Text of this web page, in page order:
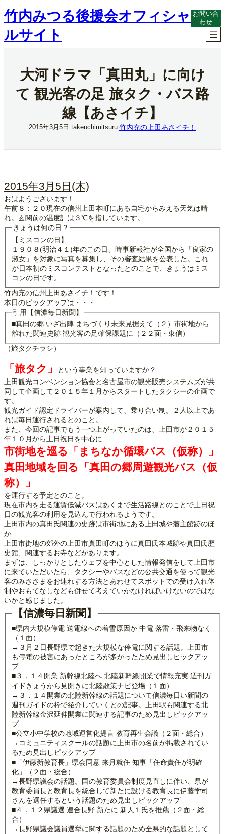
内
容
ス
キ
竹内みつる後援会オフィシャ
ルサイト
お問い合
わせ
大河ドラマ「真田丸」に向け
て 観光客の足 旅タク・バス路
線【あさイチ】
2015年3月5日 takeuchimitsuru 竹内充の上田あさイチ！
2015年3月5日(木)
おはようございます！
午前８：２０現在の信州上田本町にある自宅からみえる天気は晴
れ。玄関前の温度計は３℃を指しています。
きょうは何の日？
【ミスコンの日】
１９０８(明治４１)年のこの日、時事新報社が全国から「良家の
淑女」を対象に写真を募集し、その審査結果を公表した。これ
が日本初のミスコンテストとなったとのことで、きょうはミス
コンの日です。
竹内充の信州上田あさイチ！です！
本日のピックアップは・・・
引用【信濃毎日新聞】
■真田の郷 いざ出陣 まちづくり未来見据えて（２）市街地から
離れた関連史跡 観光客の足確保課題に（２２面・東信）
（旅タクチラシ）
「旅タク」
という事業を知っていますか？
上田観光コンベンション協会と名古屋市の観光販売システムズが共
同して企画して２０１５年１月からスタートしたタクシーの企画で
す。
観光ガイド認定ドライバーが案内して、乗り合い制。２人以上であ
れば毎日運行されるとのこと。
また、今回の記事でもう一つ上がっていたのは、上田市が２０１５
年１０月から土日祝日を中心に
市街地を巡る「まちなか循環バス（仮称）」
真田地域を回る「真田の郷周遊観光バス（仮
称）」
を運行する予定とのこと。
現在市内を走る運賃低減バスはあくまで生活路線とのことで土日祝
日の観光客の利用を見込んで行われるようです。
上田市内の真田氏関連の史跡は市街地にある上田城や藩主館跡のほ
か
上田市街地の郊外の上田市真田町のほうに真田氏本城跡や真田氏歴
史館、関連するお寺などがあります。
まずは、しっかりとしたウェブを中心とした情報発信をして上田市
に来ていただいたら、タクシーやバスなどの公共交通を使って観光
客のみささまをお連れする方法とあわせてスポットでの受け入れ体
制やおもてなしなども併せて考えていかなければいけないのではな
いかと感じました。
【信濃毎日新聞】
■県内大規模停電 送電線への着雪原因か 中電 落雷・飛来物なく
（１面）
→３月２日長野県で起きた大規模な停電に関する話題。上田市
も停電の被害にあったところが多かったため見出しピックアッ
プ
■３．１４開業 新幹線北陸へ 北陸新幹線開業で情報充実 週刊ガ
イドきょうから見開きに北陸散策ナビ登場（１面）
→３．１４開業の北陸新幹線の話題について信濃毎日い新聞の
週刊ガイドの枠で紹介していくとの記事。上田駅も関連する北
陸新幹線金沢延伸開業に関連する記事のため見出しピックアッ
プ
■公立小中学校の地域運営化提言 教育再生会議（２面・総合）
→コミュニティスクールの話題に上田市の名前が掲載されてい
るため見出しピックアップ
■「伊藤新教育長」県会同意 来月就任 知事「任命責任が明確
化」（２面・総合）
→長野県議会の話題。国の教育委員会制度見直しに伴い、県が
教育委員長と教育長を統合して新たに設ける教育長に伊藤学司
さんを選任するという話題のため見出しピックアップ
■４．１２県議選 連合長野 新たに 新人１氏を推薦（２面・総
合）
→長野県議会議員選挙に関する話題のため全県的な話題として